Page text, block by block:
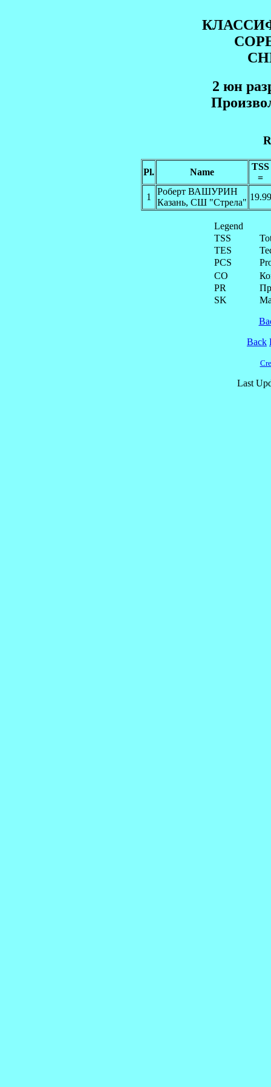
2 юн
Pl. Name
TSS
=
1
Роберт ВАШУРИН
Казань, СШ "Стрела"
19.99
Legend
TSS
TES
PCS
CO
PR
SK
Back
Last